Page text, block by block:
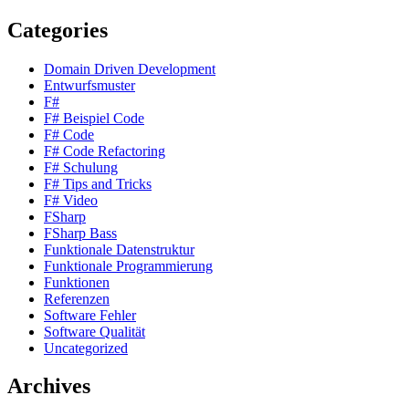
Categories
Domain Driven Development
Entwurfsmuster
F#
F# Beispiel Code
F# Code
F# Code Refactoring
F# Schulung
F# Tips and Tricks
F# Video
FSharp
FSharp Bass
Funktionale Datenstruktur
Funktionale Programmierung
Funktionen
Referenzen
Software Fehler
Software Qualität
Uncategorized
Archives